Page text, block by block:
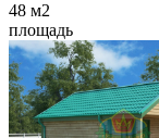
48 м2
площадь